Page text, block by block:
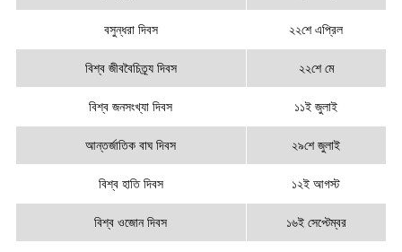
বসুন্ধরা দিবস ২২শে এপ্রিল
বিশ্ব জীববৈচিত্র্য দিবস ২২শে মে
বিশ্ব জনসংখ্যা দিবস ১১ই জুলাই
আন্তর্জাতিক বাঘ দিবস ২৯শে জুলাই
বিশ্ব হাতি দিবস ১২ই আগস্ট
বিশ্ব ওজোন দিবস ১৬ই সেপ্টেম্বর